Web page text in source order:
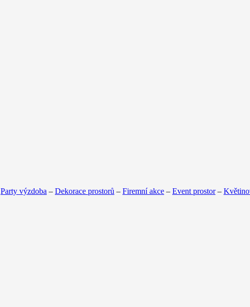
Party výzdoba – Dekorace prostorů – Firemní akce – Event prostor–